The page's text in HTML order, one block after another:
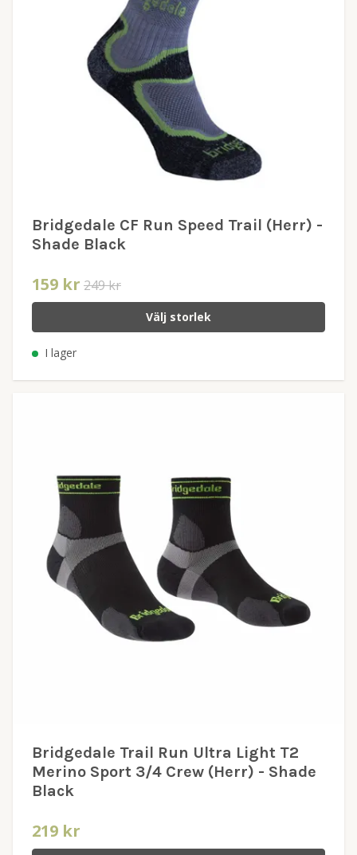
Bridgedale CF Run Speed Trail (Herr) -
Shade Black
159 kr 249 kr
Välj storlek
I lager
Bridgedale Trail Run Ultra Light T2
Merino Sport 3/4 Crew (Herr) - Shade
Black
219 kr